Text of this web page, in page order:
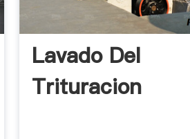
Lavado Del
Trituracion